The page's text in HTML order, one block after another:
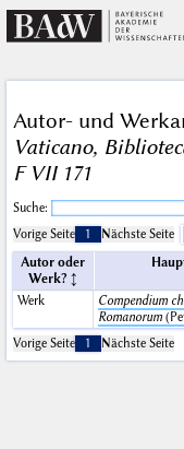
Autor- und
Vaticano,
F VII 171
Suche:
Vorige Seite
1 Nächste Seite
Autor oder
Werk?
Werk
Compendium
Romanorum
Vorige Seite
1 Nächste Seite